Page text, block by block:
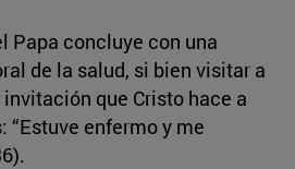
Papa concluye con una
de la salud, si bien visitar a
que Cristo hace a
enfermo y me